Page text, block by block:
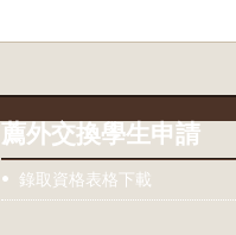
薦外交換學生申請
錄取資格表格下載